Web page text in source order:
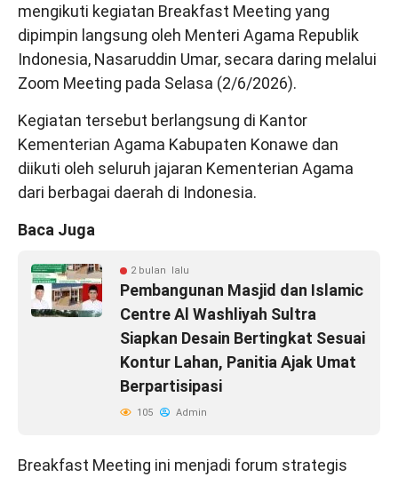
mengikuti kegiatan Breakfast Meeting yang
dipimpin langsung oleh Menteri Agama Republik
Indonesia, Nasaruddin Umar, secara daring melalui
Zoom Meeting pada Selasa (2/6/2026).
Kegiatan tersebut berlangsung di Kantor
Kementerian Agama Kabupaten Konawe dan
diikuti oleh seluruh jajaran Kementerian Agama
dari berbagai daerah di Indonesia.
Baca Juga
2 bulan lalu
Pembangunan Masjid dan Islamic
Centre Al Washliyah Sultra
Siapkan Desain Bertingkat Sesuai
Kontur Lahan, Panitia Ajak Umat
Berpartisipasi
105 Admin
Breakfast Meeting ini menjadi forum strategis